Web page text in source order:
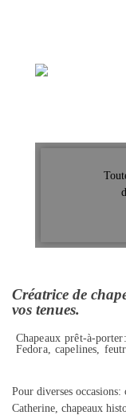
Créatrice de
vos tenues.
Chapeaux prêt-à-
Fedora, capelines,
Pour diverses
Catherine, chapeaux